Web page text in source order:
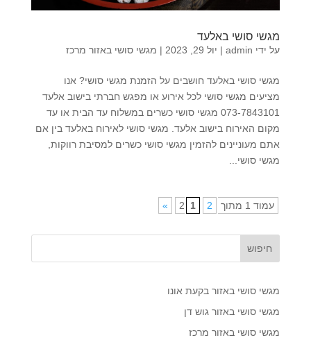
מגשי סושי באלעד
על ידי admin
| יול 29, 2023 | מגשי סושי באזור מרכז
מגשי סושי באלעד חושבים על הזמנת מגשי סושי? אנו
מציעים מגשי סושי לכל אירוע או מפגש חברתי בישוב אלעד
073-7843101 מגשי סושי כשרים במשלוח עד הבית או עד
מקום האירוח בישוב אלעד. מגשי סושי לאירוח באלעד בין אם
אתם מעוניינים להזמין מגשי סושי כשרים למסיבת רווקות,
מגשי סושי...
עמוד 1 מתוך 2 1 2
»
חיפוש
מגשי סושי באזור בקעת אונו
מגשי סושי באזור גוש דן
מגשי סושי באזור מרכז